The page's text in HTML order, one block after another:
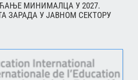
МИНИМАЛЦА У 2027.
ЗАРАДА У ЈАВНОМ СЕКТОРУ